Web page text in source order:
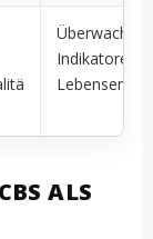
Indikatoren
Lebensende
ALS